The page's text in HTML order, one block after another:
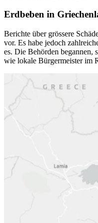
Erdbeben in
Berichte über grössere
vor. Es habe jedoch
es. Die Behörden begannen,
wie lokale Bürgermeister im